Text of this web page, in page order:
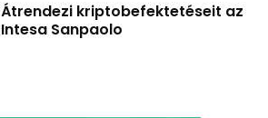
Átrendezi kriptobefektetéseit az
Intesa Sanpaolo